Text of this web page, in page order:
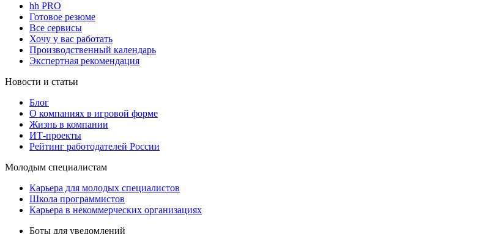
hh PRO
Готовое резюме
Все сервисы
Хочу у вас работать
Производственный календарь
Экспертная рекомендация
Новости и статьи
Блог
О компаниях в игровой форме
Жизнь в компании
ИТ-проекты
Рейтинг работодателей России
Молодым специалистам
Карьера для молодых специалистов
Школа программистов
Карьера в некоммерческих организациях
Боты для уведомлений